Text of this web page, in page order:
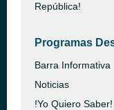
República!
Programas
Barra Informativa
Noticias
!Yo Quiero Saber!